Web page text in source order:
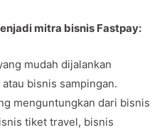
mitra bisnis Fastpay:
mudah dijalankan
bisnis sampingan.
menguntungkan dari bisnis
tiket travel, bisnis